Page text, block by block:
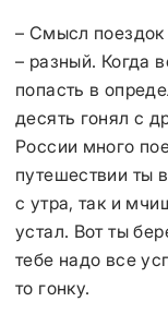
– Смысл
– разный. Когда
попасть в
десять гонял с
России много
путешествии ты
с утра, так и
устал. Вот ты
тебе надо все
то гонку.